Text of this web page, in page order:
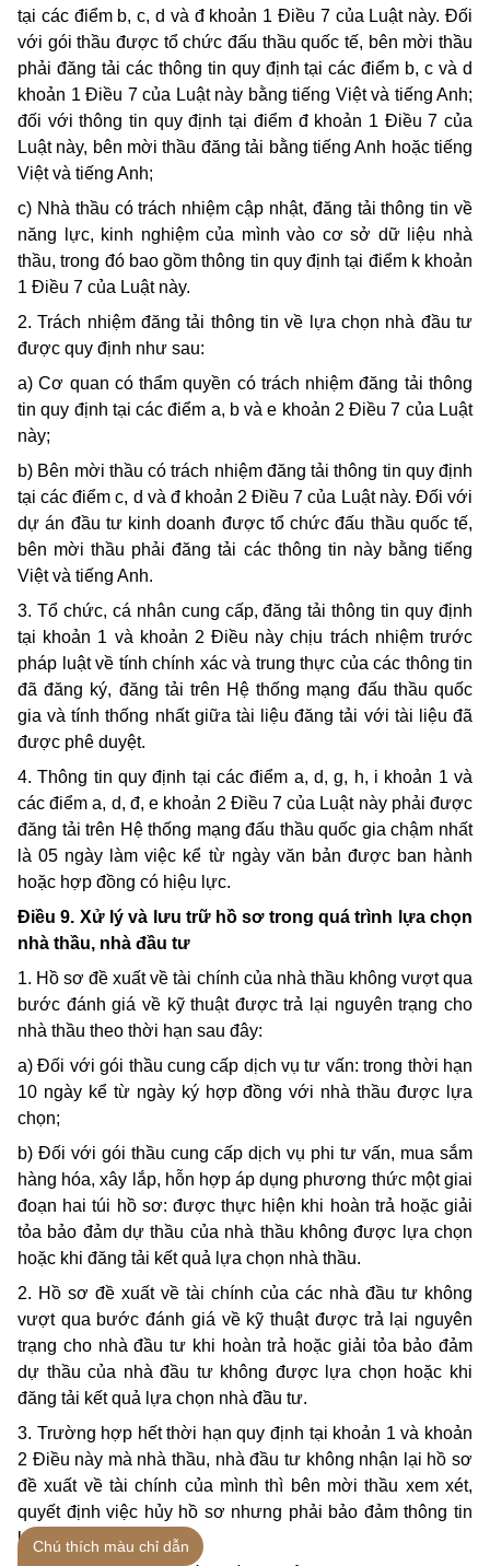
tại các điểm b, c, d và đ khoản 1 Điều 7 của Luật này. Đối
với gói thầu được tổ chức đấu thầu quốc tế, bên mời thầu
phải đăng tải các thông tin quy định tại các điểm b, c và d
khoản 1 Điều 7 của Luật này bằng tiếng Việt và tiếng Anh;
đối với thông tin quy định tại điểm đ khoản 1 Điều 7 của
Luật này, bên mời thầu đăng tải bằng tiếng Anh hoặc tiếng
Việt và tiếng Anh;
c) Nhà thầu có trách nhiệm cập nhật, đăng tải thông tin về
năng lực, kinh nghiệm của mình vào cơ sở dữ liệu nhà
thầu, trong đó bao gồm thông tin quy định tại điểm k khoản
1 Điều 7 của Luật này.
2. Trách nhiệm đăng tải thông tin về lựa chọn nhà đầu tư
được quy định như sau:
a) Cơ quan có thẩm quyền có trách nhiệm đăng tải thông
tin quy định tại các điểm a, b và e khoản 2 Điều 7 của Luật
này;
b) Bên mời thầu có trách nhiệm đăng tải thông tin quy định
tại các điểm c, d và đ khoản 2 Điều 7 của Luật này. Đối với
dự án đầu tư kinh doanh được tổ chức đấu thầu quốc tế,
bên mời thầu phải đăng tải các thông tin này bằng tiếng
Việt và tiếng Anh.
3. Tổ chức, cá nhân cung cấp, đăng tải thông tin quy định
tại khoản 1 và khoản 2 Điều này chịu trách nhiệm trước
pháp luật về tính chính xác và trung thực của các thông tin
đã đăng ký, đăng tải trên Hệ thống mạng đấu thầu quốc
gia và tính thống nhất giữa tài liệu đăng tải với tài liệu đã
được phê duyệt.
4. Thông tin quy định tại các điểm a, d, g, h, i khoản 1 và
các điểm a, d, đ, e khoản 2 Điều 7 của Luật này phải được
đăng tải trên Hệ thống mạng đấu thầu quốc gia chậm nhất
là 05 ngày làm việc kể từ ngày văn bản được ban hành
hoặc hợp đồng có hiệu lực.
Điều 9. Xử lý và lưu trữ hồ sơ trong quá trình lựa chọn
nhà thầu, nhà đầu tư
1. Hồ sơ đề xuất về tài chính của nhà thầu không vượt qua
bước đánh giá về kỹ thuật được trả lại nguyên trạng cho
nhà thầu theo thời hạn sau đây:
a) Đối với gói thầu cung cấp dịch vụ tư vấn: trong thời hạn
10 ngày kể từ ngày ký hợp đồng với nhà thầu được lựa
chọn;
b) Đối với gói thầu cung cấp dịch vụ phi tư vấn, mua sắm
hàng hóa, xây lắp, hỗn hợp áp dụng phương thức một giai
đoạn hai túi hồ sơ: được thực hiện khi hoàn trả hoặc giải
tỏa bảo đảm dự thầu của nhà thầu không được lựa chọn
hoặc khi đăng tải kết quả lựa chọn nhà thầu.
2. Hồ sơ đề xuất về tài chính của các nhà đầu tư không
vượt qua bước đánh giá về kỹ thuật được trả lại nguyên
trạng cho nhà đầu tư khi hoàn trả hoặc giải tỏa bảo đảm
dự thầu của nhà đầu tư không được lựa chọn hoặc khi
đăng tải kết quả lựa chọn nhà đầu tư.
3. Trường hợp hết thời hạn quy định tại khoản 1 và khoản
2 Điều này mà nhà thầu, nhà đầu tư không nhận lại hồ sơ
đề xuất về tài chính của mình thì bên mời thầu xem xét,
quyết định việc hủy hồ sơ nhưng phải bảo đảm thông tin
không bị tiết lộ.
Chú thích màu chỉ dẫn